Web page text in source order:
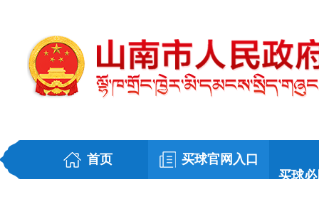
首页
买球官网入口
买球